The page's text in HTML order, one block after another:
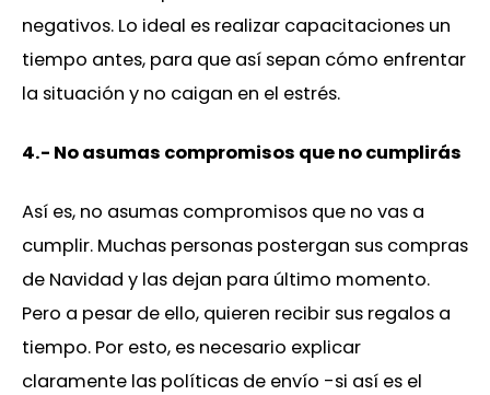
negativos. Lo ideal es realizar capacitaciones un
tiempo antes, para que así sepan cómo enfrentar
la situación y no caigan en el estrés.
4.- No asumas compromisos que no cumplirás
Así es, no asumas compromisos que no vas a
cumplir. Muchas personas postergan sus compras
de Navidad y las dejan para último momento.
Pero a pesar de ello, quieren recibir sus regalos a
tiempo. Por esto, es necesario explicar
claramente las políticas de envío -si así es el